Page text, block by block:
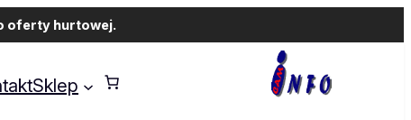
oferty hurtowej.
Sklep